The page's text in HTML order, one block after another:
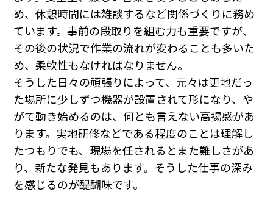
め、休憩時間には雑談するなど関係づくりに務め
ています。事前の段取りを組む力も重要ですが、
その後の状況で作業の流れが変わることも多いた
め、柔軟性もなければなりません。
そうした日々の頑張りによって、元々は更地だっ
た場所に少しずつ機器が設置されて形になり、や
がて動き始めるのは、何とも言えない高揚感があ
ります。実地研修などである程度のことは理解し
たつもりでも、現場を任されるとまた難しさがあ
り、新たな発見もあります。そうした仕事の深み
を感じるのが醍醐味です。